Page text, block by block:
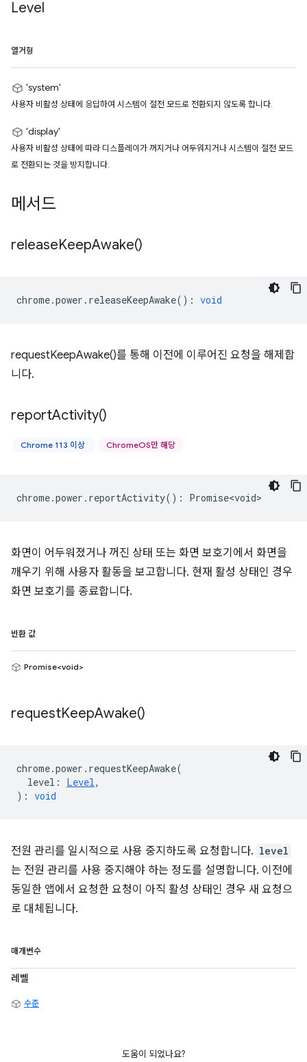
Level
열거형
'system'
사용자 비활성 상태에 응답하여 시스템이 절전 모드로 전환되지 않도록 합니다.
'display'
사용자 비활성 상태에 따라 디스플레이가 꺼지거나 어두워지거나 시스템이 절전 모드
로 전환되는 것을 방지합니다.
메서드
releaseKeepAwake()
chrome.power . releaseKeepAwake() : void
requestKeepAwake()를 통해 이전에 이루어진 요청을 해제합
니다.
reportActivity()
Chrome 113 이상 ChromeOS만 해당
chrome.power . reportActivity() : Promise<void>
화면이 어두워졌거나 꺼진 상태 또는 화면 보호기에서 화면을
깨우기 위해 사용자 활동을 보고합니다. 현재 활성 상태인 경우
화면 보호기를 종료합니다.
반환 값
Promise<void>
requestKeepAwake()
chrome.power . requestKeepAwake(
level : Level,
) : void
전원 관리를 일시적으로 사용 중지하도록 요청합니다. level
는 전원 관리를 사용 중지해야 하는 정도를 설명합니다. 이전에
동일한 앱에서 요청한 요청이 아직 활성 상태인 경우 새 요청으
로 대체됩니다.
매개변수
레벨
수준
도움이 되었나요?